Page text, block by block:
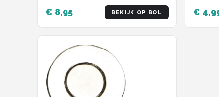
€ 8,95 BEKIJK OP BOL €